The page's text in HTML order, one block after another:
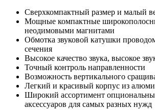
Сверхкомпактный размер и малый
Мощные компактные
неодимовыми магнитами
Обмотка звуковой катушки
сечения
Высокое качество звука, высокое
Точный контроль направленности
Возможность вертикального
Легкий и красивый корпус из
Широкий ассортимент
аксессуаров для самых разных нужд